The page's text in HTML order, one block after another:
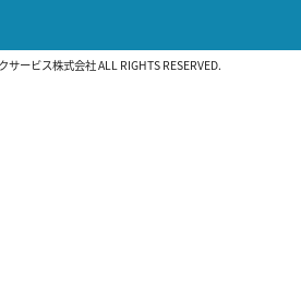
ービス株式会社 ALL RIGHTS RESERVED.